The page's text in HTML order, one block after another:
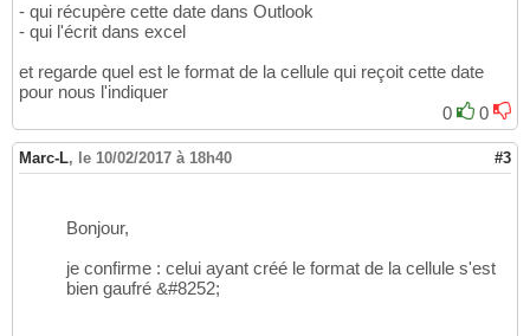
- qui récupère cette date dans Outlook
- qui l'écrit dans excel
et regarde quel est le format de la cellule qui reçoit cette date
pour nous l'indiquer
0
0
Marc-L, le 10/02/2017 à 18h40 #3
Bonjour,
je confirme : celui ayant créé le format de la cellule s'est
bien gaufré &#8252;